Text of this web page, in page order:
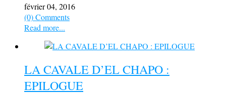
février 04, 2016
(0) Comments
Read more...
LA CAVALE D’EL CHAPO :
EPILOGUE